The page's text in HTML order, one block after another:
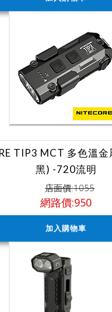
TIP3 MCT 多色溫金
黑) -720流明
店面價:1055
網路價:950